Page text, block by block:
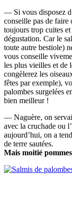
— Si vous disposez
conseille pas de faire
toujours trop cuites
dégustation. Car le
toute autre bestiole)
vous conseille
les plus vieilles et de
congèlerez les
fêtes par exemple),
palombes surgelées
bien meilleur !
— Naguère, on
avec la cruchade ou
aujourd’hui, on a
de terre sautées.
Mais moitié